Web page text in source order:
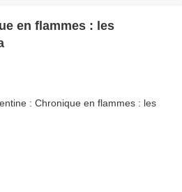
en flammes : les